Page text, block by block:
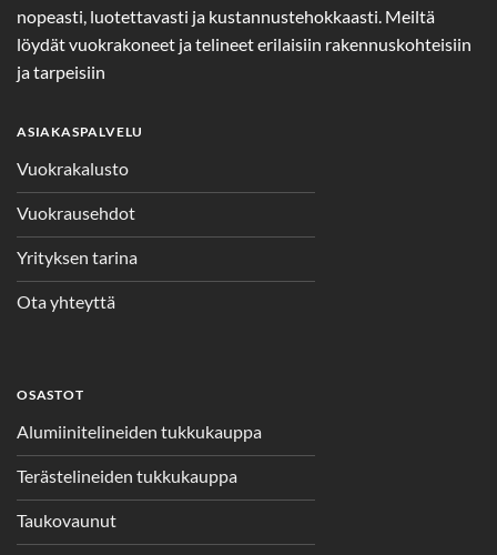
nopeasti, luotettavasti ja kustannustehokkaasti. Meiltä
löydät vuokrakoneet ja telineet erilaisiin rakennuskohteisiin
ja tarpeisiin
ASIAKASPALVELU
Vuokrakalusto
Vuokrausehdot
Yrityksen tarina
Ota yhteyttä
OSASTOT
Alumiinitelineiden tukkukauppa
Terästelineiden tukkukauppa
Taukovaunut